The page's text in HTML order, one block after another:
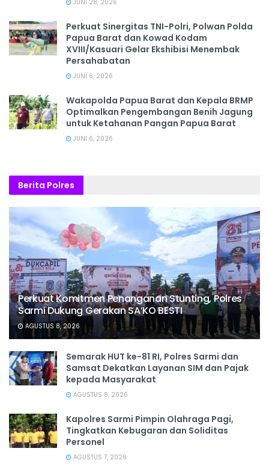
JUNI 28, 2026
‎Perkuat Sinergitas TNI-Polri, Polwan Polda
Papua Barat dan Kowad Kodam
XVIII/Kasuari Gelar Ekshibisi Menembak
Persahabatan
JUNI 6, 2026
Wakapolda Papua Barat dan Kepala BRMP
Optimalkan Pengembangan Benih Jagung
untuk Ketahanan Pangan Papua Barat
JUNI 6, 2026
Berita Polres
Perkuat Komitmen Penanganan Stunting, Polres
Sarmi Dukung Gerakan SA’KO BESTI
AGUSTUS 8, 2026
Semarak HUT ke-81 RI, Polres Sarmi dan
Samsat Dekatkan Layanan SIM dan Pajak
kepada Masyarakat
AGUSTUS 8, 2026
Kapolres Sarmi Pimpin Olahraga Pagi,
Tingkatkan Kebugaran dan Soliditas
Personel
AGUSTUS 7, 2026